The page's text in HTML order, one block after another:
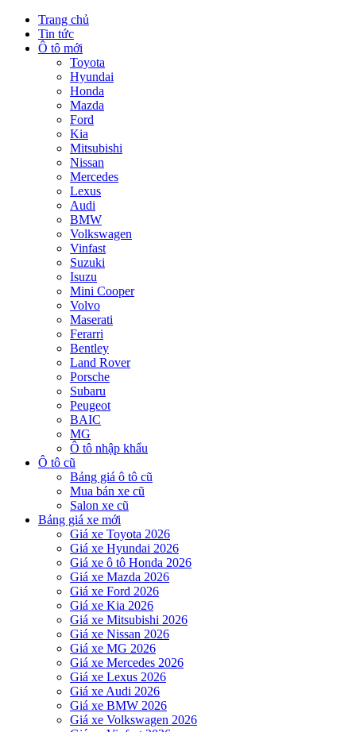
Trang chủ
Tin tức
Ô tô mới
Toyota
Hyundai
Honda
Mazda
Ford
Kia
Mitsubishi
Nissan
Mercedes
Lexus
Audi
BMW
Volkswagen
Vinfast
Suzuki
Isuzu
Mini Cooper
Volvo
Maserati
Ferarri
Bentley
Land Rover
Porsche
Subaru
Peugeot
BAIC
MG
Ô tô nhập khẩu
Ô tô cũ
Bảng giá ô tô cũ
Mua bán xe cũ
Salon xe cũ
Bảng giá xe mới
Giá xe Toyota 2026
Giá xe Hyundai 2026
Giá xe ô tô Honda 2026
Giá xe Mazda 2026
Giá xe Ford 2026
Giá xe Kia 2026
Giá xe Mitsubishi 2026
Giá xe Nissan 2026
Giá xe MG 2026
Giá xe Mercedes 2026
Giá xe Lexus 2026
Giá xe Audi 2026
Giá xe BMW 2026
Giá xe Volkswagen 2026